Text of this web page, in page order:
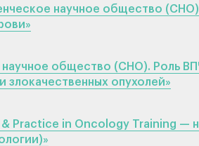
научное общество
научное общество (СНО). Роль
злокачественных опухолей»
& Practice in Oncology Training —